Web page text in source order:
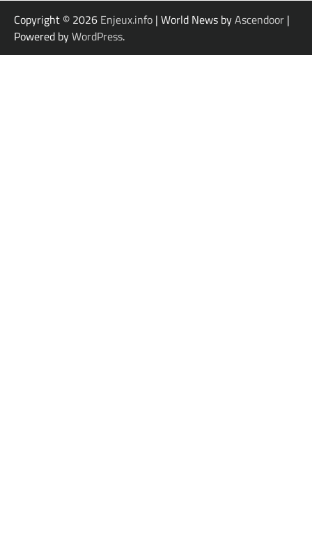
Copyright © 2026 Enjeux.info | World News byAscendoor |
Powered byWordPress.